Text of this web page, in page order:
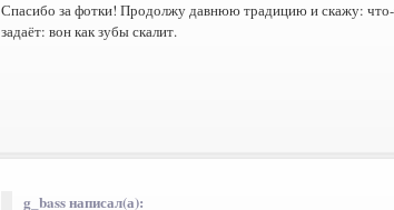
Спасибо за фотки! Продолжу давнюю традицию и скажу:
задаёт: вон как зубы скалит.
g_bass написал(а):